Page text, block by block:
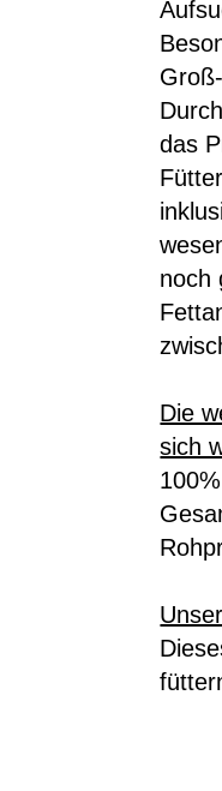
das
noch
Die
sich